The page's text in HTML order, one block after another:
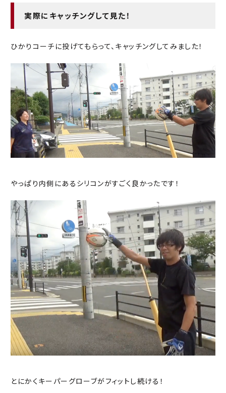
実際にキャッチングして見た！
ひかりコーチに投げてもらって、キャッチングしてみました！
やっぱり内側にあるシリコンがすごく良かったです！
とにかくキーパーグローブがフィットし続ける！